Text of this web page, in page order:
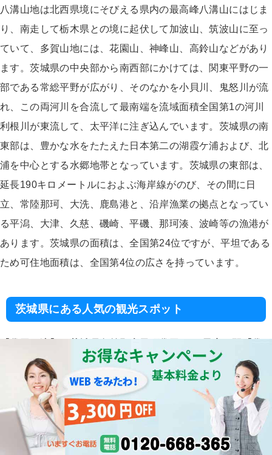
八溝山地は北西県境にそびえる県内の最高峰八溝山にはじま
り、南走して栃木県との境に起伏して加波山、筑波山に至っ
ていて、多賀山地には、花園山、神峰山、高鈴山などがあり
ます。茨城県の中央部から南西部にかけては、関東平野の一
部である常総平野が広がり、そのなかを小貝川、鬼怒川が流
れ、この両河川を合流して最南端を流域面積全国第1の河川
利根川が東流して、太平洋に注ぎ込んでいます。茨城県の南
東部は、豊かな水をたたえた日本第二の湖霞ケ浦および、北
浦を中心とする水郷地帯となっています。茨城県の東部は、
延長190キロメートルにおよぶ海岸線がのび、その間に日
立、常陸那珂、大洗、鹿島港と、沿岸漁業の拠点となってい
る平潟、大津、久慈、磯崎、平磯、那珂湊、波崎等の漁港が
あります。茨城県の面積は、全国第24位ですが、平坦である
ため可住地面積は、全国第4位の広さを持っています。
茨城県にある人気の観光スポット
田駅】：茨城県久慈郡大子町袋田
最寄りIC【那珂IC】：茨城
県那珂市福田 袋田の滝は、茨城県久慈郡大子町袋田3-19にあ
ります。袋田の滝は、日本三名瀑のひとつであり、国指定名
勝に登録された高さ１２０メートル、幅７３メートルで、四
段に落下することから別名四度の滝とも呼ばれています。ま